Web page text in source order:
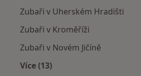
Zubaři v Uherském Hradišti
Zubaři v Kroměříži
Zubaři v Novém Jičíně
Více (13)